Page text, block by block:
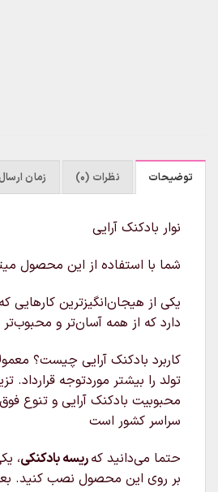
توضیحات نظرات (0) زمان
نوار بادکنک آرایی
شما با استفاده از این محصول
یکی از هیجان‌انگیزترین کارهایی که
دارد که از همه آسان‌تر و محبوب‌تر
کاربرد بادکنک آرایی چیست؟
تولد را بیشتر موردتوجه
محبوبیت بادکنک آرایی و تنوع
سراسر کشور است
حتما می‌دانید کهریسه بادکنکی،
بر روی این محصول نصب کنید.